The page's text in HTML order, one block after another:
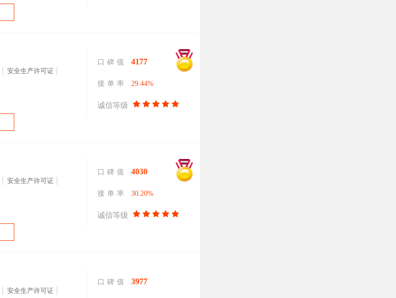
安全生产许可证
口碑值 4177
接单率 29.44%
诚信等级
安全生产许可证
口碑值 4030
接单率 30.20%
诚信等级
安全生产许可证
口碑值 3977